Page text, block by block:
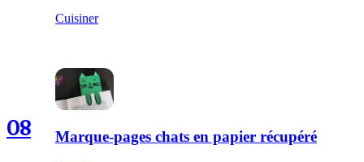
Cuisiner
08 Marque-pages chats en papier récupéré